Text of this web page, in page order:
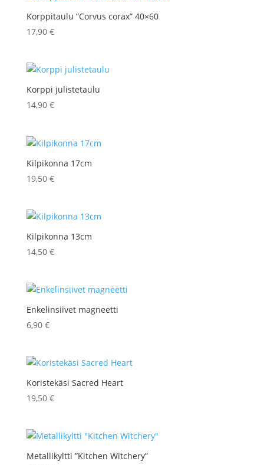
Korppitaulu ”Corvus corax” 40×60
17,90 €
Korppi julistetaulu
14,90 €
Kilpikonna 17cm
19,50 €
Kilpikonna 13cm
14,50 €
Enkelinsiivet magneetti
6,90 €
Koristekäsi Sacred Heart
19,50 €
Metallikyltti ”Kitchen Witchery”